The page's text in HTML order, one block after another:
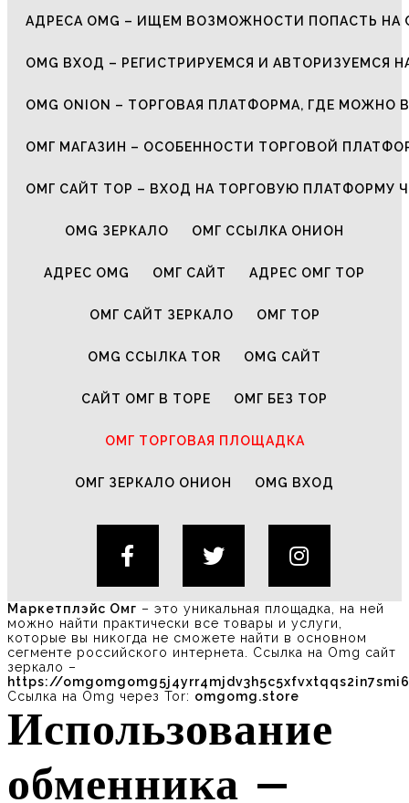
АДРЕСА OMG – ИЩЕМ ВОЗМОЖНОСТИ ПОПАСТЬ НА
OMG ВХОД – РЕГИСТРИРУЕМСЯ И АВТОРИЗУЕМСЯ
OMG ONION – ТОРГОВАЯ ПЛАТФОРМА, ГДЕ МОЖНО
ОМГ МАГАЗИН – ОСОБЕННОСТИ ТОРГОВОЙ
ОМГ САЙТ ТОР – ВХОД НА ТОРГОВУЮ ПЛАТФОРМУ
OMG ЗЕРКАЛО ОМГ ССЫЛКА ОНИОН
АДРЕС OMG ОМГ САЙТ АДРЕС ОМГ ТОР
ОМГ САЙТ ЗЕРКАЛО ОМГ ТОР
OMG ССЫЛКА TOR OMG САЙТ
САЙТ ОМГ В ТОРЕ ОМГ БЕЗ ТОР
ОМГ ТОРГОВАЯ ПЛОЩАДКА
ОМГ ЗЕРКАЛО ОНИОН OMG ВХОД
Маркетплэйс Омг – это уникальная площадка, на ней
можно найти практически все товары и услуги,
которые вы никогда не сможете найти в основном
сегменте российского интернета. Ссылка на Omg сайт
зеркало –
https://
Ссылка на Omg через Tor: omgomg.store
Использование
обменника –